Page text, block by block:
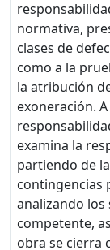
normativa,
clases de
como a la
la atribución
exoneración.
examina la
partiendo de
contingencias
analizando
competente,
obra se cierra